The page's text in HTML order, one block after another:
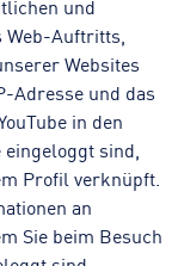
Auftritts,
Websites
Adresse und das
in den
sind,
Profil verknüpft.
an
Sie beim Besuch